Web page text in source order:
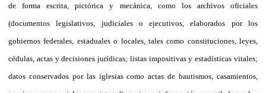
de forma escrita, pictórica y mecánica, como los archivos oficiales
(documentos legislativos, judiciales o ejecutivos, elaborados por los
gobiernos federales, estaduales o locales, tales como constituciones, leyes,
cédulas, actas y decisiones jurídicas; listas impositivas y estadísticas vitales;
datos conservados por las iglesias como actas de bautismos, casamientos,